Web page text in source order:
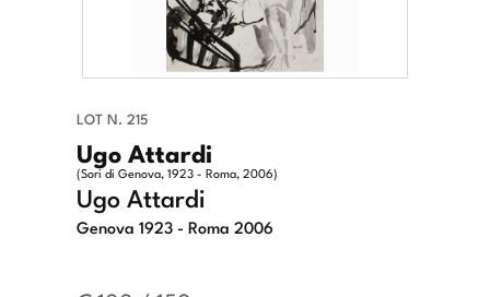
LOT N. 215
Ugo Attardi
(Sori di Genova, 1923 - Roma, 2006)
Ugo Attardi
Genova 1923 - Roma 2006